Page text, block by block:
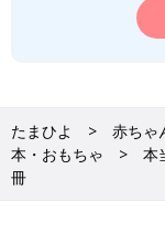
発売されると同時
「虫の重さって
図鑑で眺めてみたり
たまひよ 赤ちゃ
本・おもちゃ
本
冊